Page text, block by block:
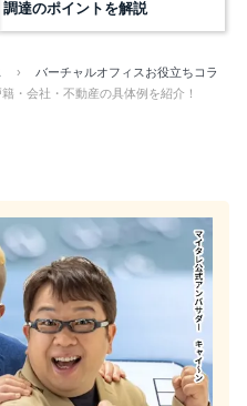
調達のポイントを解説
›
バーチャルオフィスお役立ちコラ
・会社・不動産の具体例を紹介！